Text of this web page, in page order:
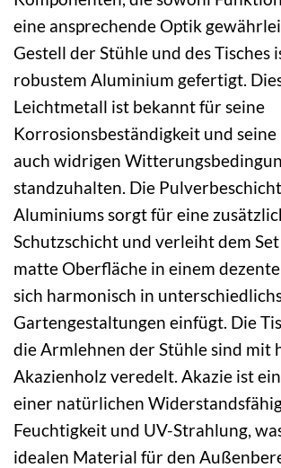
eine ansprechende Optik
Gestell der Stühle und des Tisches
robustem Aluminium gefertigt.
Leichtmetall ist bekannt für seine
Korrosionsbeständigkeit und seine
auch widrigen
standzuhalten. Die
Aluminiums sorgt für eine
Schutzschicht und verleiht dem Set
matte Oberfläche in einem
sich harmonisch in
Gartengestaltungen einfügt. Die
die Armlehnen der Stühle sind mit
Akazienholz veredelt. Akazie ist
einer natürlichen
Feuchtigkeit und UV-Strahlung,
idealen Material für den